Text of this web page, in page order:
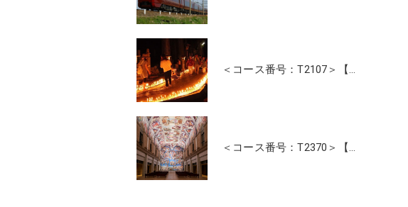
＜コース番号：T2107＞【大阪・奈良発着】高野山夏の風物詩 幻想的な光の灯路「高野山ろうそく祭り」と「壇上伽藍」ご参拝
＜コース番号：T2370＞【大阪・奈良発着】たっぷり3時間滞在！名画の記念写真が撮れる美術館！「大塚国際美術館」